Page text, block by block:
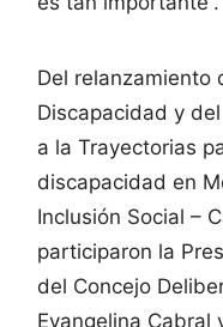
Del relanzamiento
Discapacidad y
a la Trayectorias
discapacidad en
Inclusión Social –
participaron la
del Concejo
Evangelina Cabral